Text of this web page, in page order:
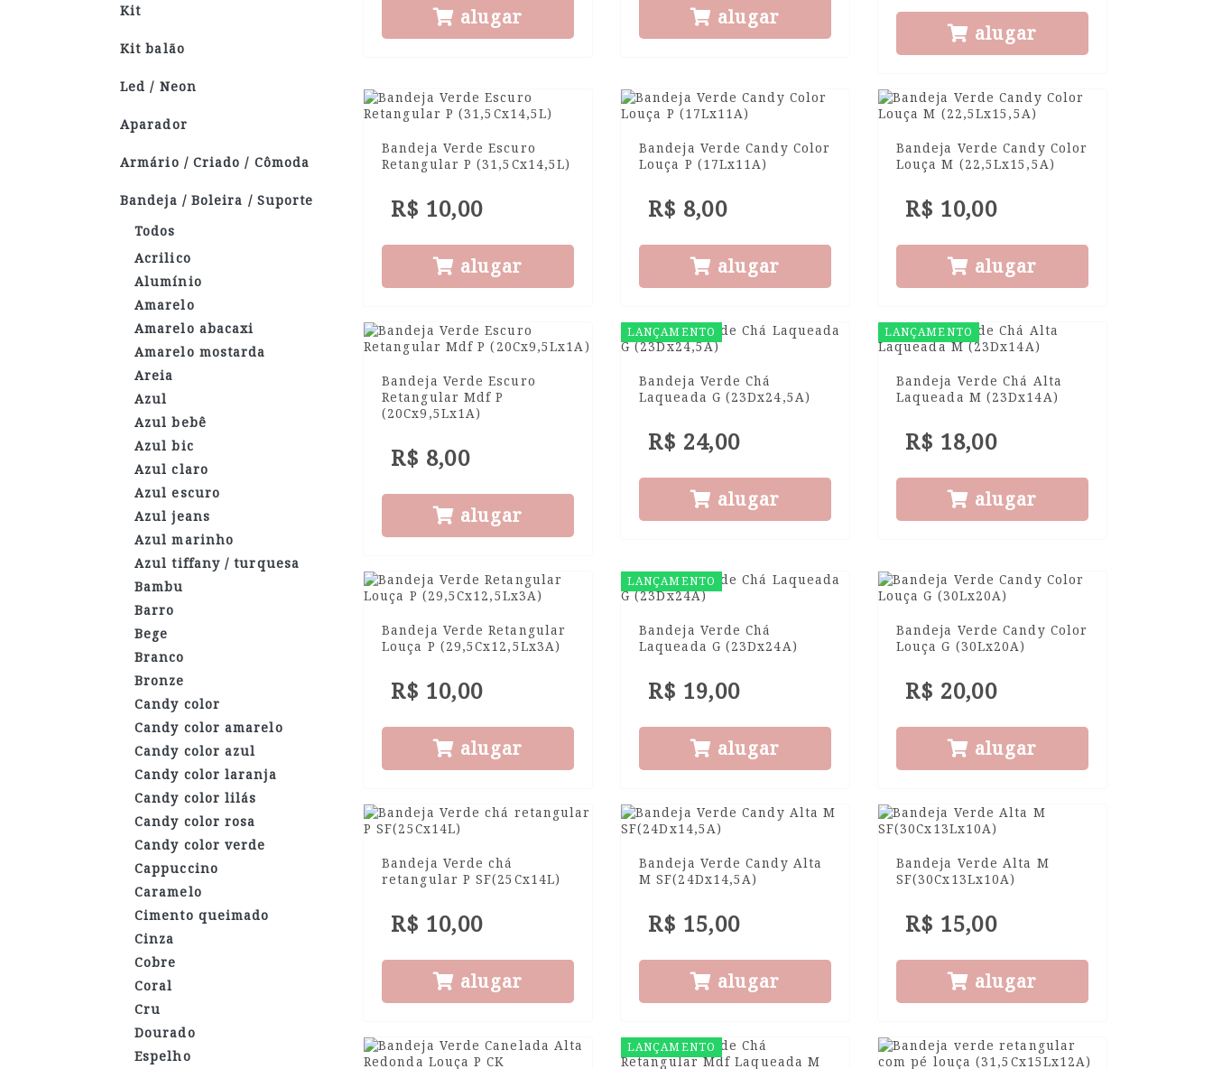
Kit
Kit balão
Led / Neon
Aparador
Armário / Criado / Cômoda
Bandeja / Boleira / Suporte
Todos
Acrilico
Alumínio
Amarelo
Amarelo abacaxi
Amarelo mostarda
Areia
Azul
Azul bebê
Azul bic
Azul claro
Azul escuro
Azul jeans
Azul marinho
Azul tiffany / turquesa
Bambu
Barro
Bege
Branco
Bronze
Candy color
Candy color amarelo
Candy color azul
Candy color laranja
Candy color lilás
Candy color rosa
Candy color verde
Cappuccino
Caramelo
Cimento queimado
Cinza
Cobre
Coral
Cru
Dourado
Espelho
alugar alugar
alugar
Bandeja Verde Escuro
Retangular P (31,5Cx14,5L)
R$ 10,00
alugar
Bandeja Verde Candy Color
Louça P (17Lx11A)
R$ 8,00
alugar
Bandeja Verde Candy Color
Louça M (22,5Lx15,5A)
R$ 10,00
alugar
Bandeja Verde Escuro
Retangular Mdf P
(20Cx9,5Lx1A)
R$ 8,00
alugar
LANÇAMENTO
Bandeja Verde Chá
Laqueada G (23Dx24,5A)
R$ 24,00
alugar
LANÇAMENTO
Bandeja Verde Chá Alta
Laqueada M (23Dx14A)
R$ 18,00
alugar
Bandeja Verde Retangular
Louça P (29,5Cx12,5Lx3A)
R$ 10,00
alugar
LANÇAMENTO
Bandeja Verde Chá
Laqueada G (23Dx24A)
R$ 19,00
alugar
Bandeja Verde Candy Color
Louça G (30Lx20A)
R$ 20,00
alugar
Bandeja Verde chá
retangular P SF(25Cx14L)
R$ 10,00
alugar
Bandeja Verde Candy Alta
M SF(24Dx14,5A)
R$ 15,00
alugar
Bandeja Verde Alta M
SF(30Cx13Lx10A)
R$ 15,00
alugar
LANÇAMENTO